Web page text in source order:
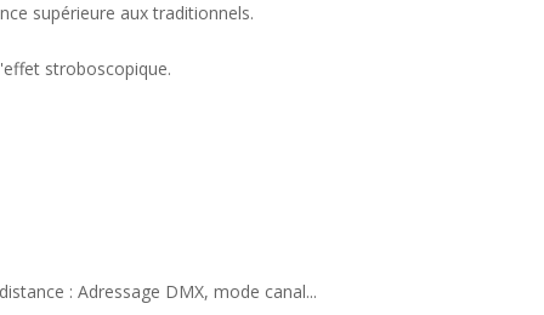
supérieure aux traditionnels.
stroboscopique.
: Adressage DMX, mode canal...